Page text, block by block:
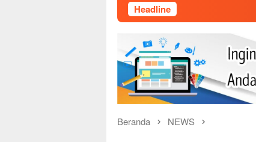
Headline
Beranda NEWS